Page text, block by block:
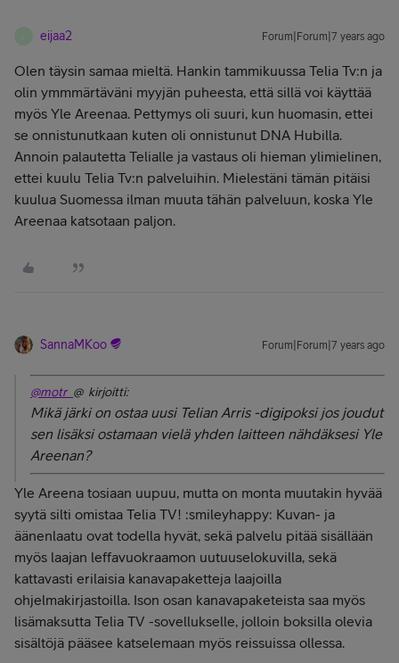
eijaa2 Forum|Forum|7 years ago
Olen täysin samaa mieltä. Hankin tammikuussa Telia Tv:n ja
olin ymmmärtäväni myyjän puheesta, että sillä voi käyttää
myös Yle Areenaa. Pettymys oli suuri, kun huomasin, ettei
se onnistunutkaan kuten oli onnistunut DNA Hubilla.
Annoin palautetta Telialle ja vastaus oli hieman ylimielinen,
ettei kuulu Telia Tv:n palveluihin. Mielestäni tämän pitäisi
kuulua Suomessa ilman muuta tähän palveluun, koska Yle
Areenaa katsotaan paljon.
SannaMKoo Forum|Forum|7 years ago
@motr_ @ kirjoitti:
Mikä järki on ostaa uusi Telian Arris -digipoksi jos joudut
sen lisäksi ostamaan vielä yhden laitteen nähdäksesi Yle
Areenan?
Yle Areena tosiaan uupuu, mutta on monta muutakin hyvää
syytä silti omistaa Telia TV! :smileyhappy: Kuvan- ja
äänenlaatu ovat todella hyvät, sekä palvelu pitää sisällään
myös laajan leffavuokraamon uutuuselokuvilla, sekä
kattavasti erilaisia kanavapaketteja laajoilla
ohjelmakirjastoilla. Ison osan kanavapaketeista saa myös
lisämaksutta Telia TV -sovellukselle, jolloin boksilla olevia
sisältöjä pääsee katselemaan myös reissuissa ollessa.